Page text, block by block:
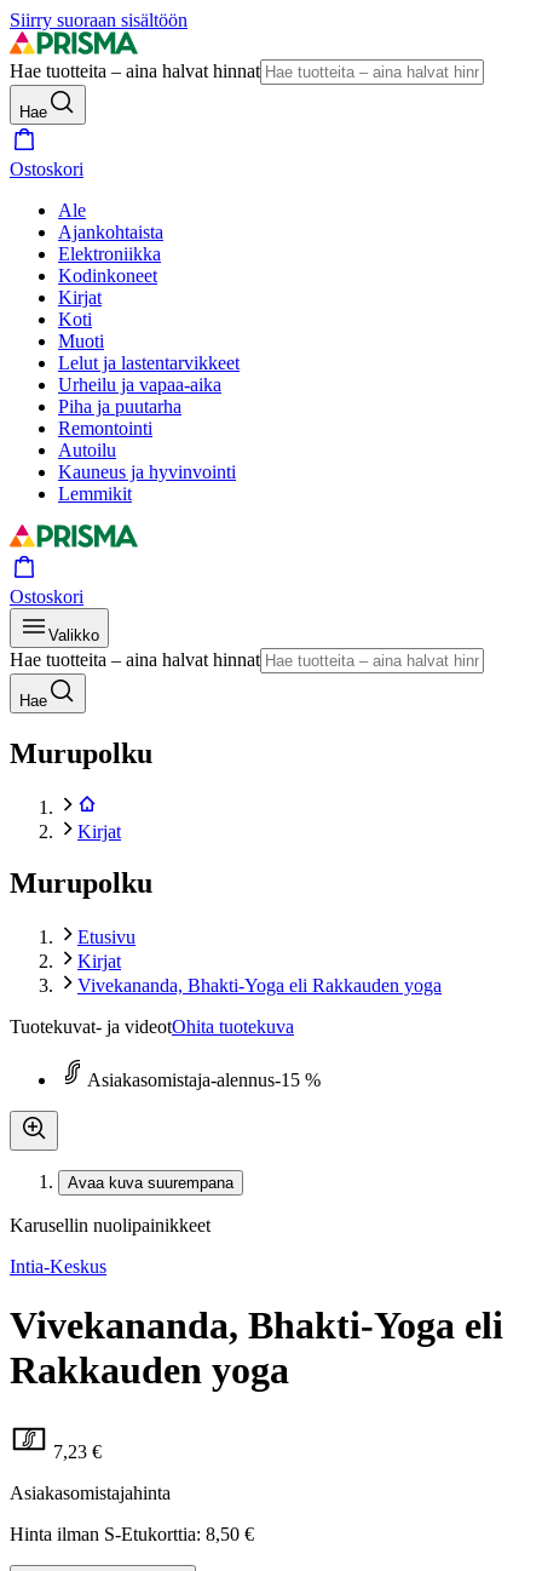
Siirry suoraan sisältöön
Hae tuotteita – aina halvat hinnat
Hae
Ostoskori
Ale
Ajankohtaista
Elektroniikka
Kodinkoneet
Kirjat
Koti
Muoti
Lelut ja lastentarvikkeet
Urheilu ja vapaa-aika
Piha ja puutarha
Remontointi
Autoilu
Kauneus ja hyvinvointi
Lemmikit
Ostoskori
Valikko
Hae tuotteita – aina halvat hinnat
Hae
Murupolku
Kirjat
Murupolku
Etusivu
Kirjat
Vivekananda, Bhakti-Yoga eli Rakkauden yoga
Tuotekuvat- ja videotOhita tuotekuva
Asiakasomistaja-alennus-15 %
Avaa kuva suurempana
Karusellin nuolipainikkeet
Intia-Keskus
Vivekananda, Bhakti-Yoga eli
Rakkauden yoga
7,23 €
Asiakasomistajahinta
Hinta ilman S-Etukorttia: 8,50 €